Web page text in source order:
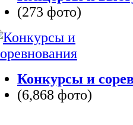
(273 фото)
Конкурсы и
(6,868 фото)